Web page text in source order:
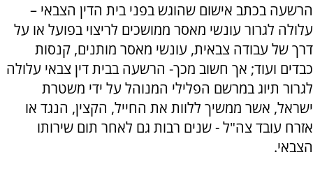
הרשעה בכתב אישום שהוגש בפני בית הדין הצבאי –
עלולה לגרור עונשי מאסר ממושכים לריצוי בפועל או על
דרך של עבודה צבאית, עונשי מאסר מותנים, קנסות
כבדים ועוד; אך חשוב מכך- הרשעה בבית דין צבאי עלולה
לגרור תיוג במרשם הפלילי המנוהל על ידי משטרת
ישראל, אשר ממשיך ללוות את החייל, הקצין, הנגד או
אזרח עובד צה"ל - שנים רבות גם לאחר תום שירותו
הצבאי.